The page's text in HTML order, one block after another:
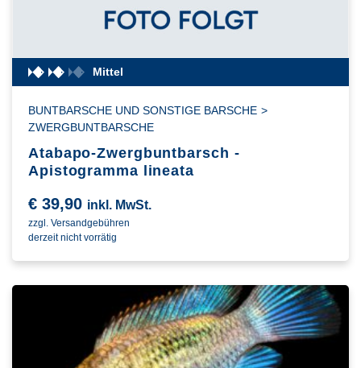
Mittel
BUNTBARSCHE UND SONSTIGE BARSCHE >
ZWERGBUNTBARSCHE
Atabapo-Zwergbuntbarsch -
Apistogramma lineata
€ 39,90 inkl. MwSt.
zzgl. Versandgebühren
derzeit nicht vorrätig